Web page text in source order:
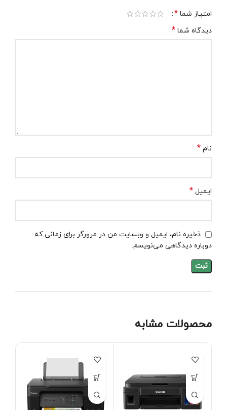
امتیاز شما *
دیدگاه شما *
نام *
ایمیل *
ذخیره نام، ایمیل و وبسایت من در مرورگر برای زمانی که
دوباره دیدگاهی می‌نویسم.
محصولات مشابه